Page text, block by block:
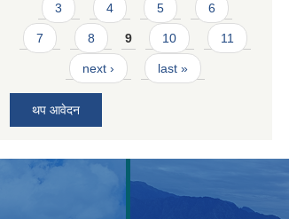
3 4 5 6
7 8 9 10 11
next › last »
थप आवेदन